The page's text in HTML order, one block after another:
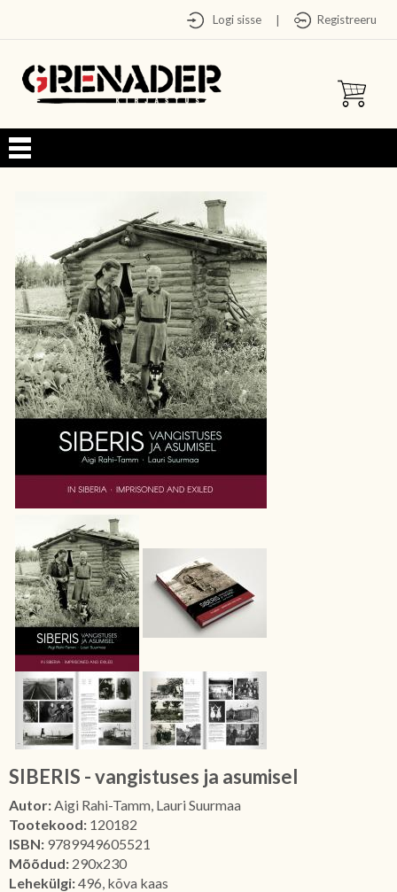
Logi sisse Registreeru
SIBERIS - vangistuses ja asumisel
Autor:Aigi Rahi-Tamm, Lauri Suurmaa
Tootekood: 120182
ISBN: 9789949605521
Mõõdud: 290x230
Lehekülgi:496, kõva kaas